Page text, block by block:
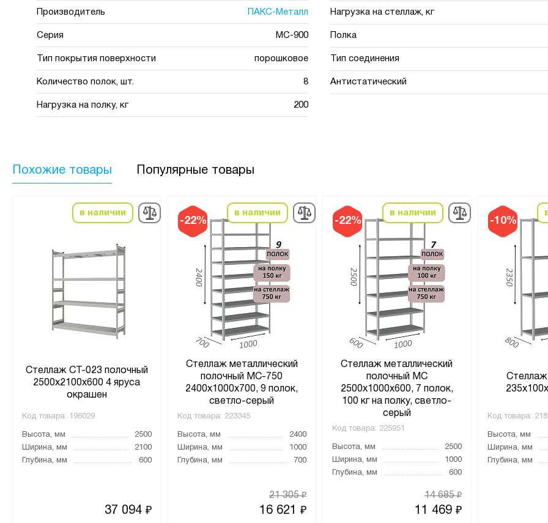
Производитель ПАКС-Металл
Серия МС-900
Тип покрытия поверхности порошковое
Количество полок, шт. 8
Нагрузка на полку, кг 200
Нагрузка на стеллаж, кг
Полка
Тип соединения
Антистатический
Похожие товары Популярные товары
в наличии
Стеллаж СТ-023 полочный
2500x2100x600 4 яруса
окрашен
Код товара: 196029
Высота, мм
2500
Ширина, мм
2100
Глубина, мм
600
37 094 ₽
-22%
в наличии
Стеллаж металлический
полочный МС-750
2400х1000х700, 9 полок,
светло-серый
Код товара: 223345
Высота, мм
2400
Ширина, мм
1000
Глубина, мм
700
16 621 ₽
21 305₽
-22%
в наличии
Стеллаж металлический
полочный МС
2500х1000х600, 7 полок,
100 кг на полку, светло-
серый
Код товара: 225951
Высота, мм
2500
Ширина, мм
1000
Глубина, мм
600
11 469 ₽
14 685₽
-10%
Код товара:
Высота, мм
Ширина, мм
Глубина, мм